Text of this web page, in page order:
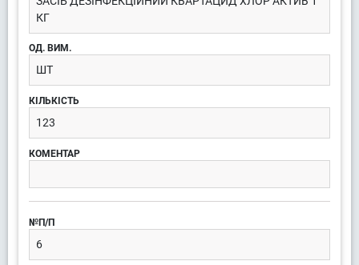
КГ
ШТ
123
6